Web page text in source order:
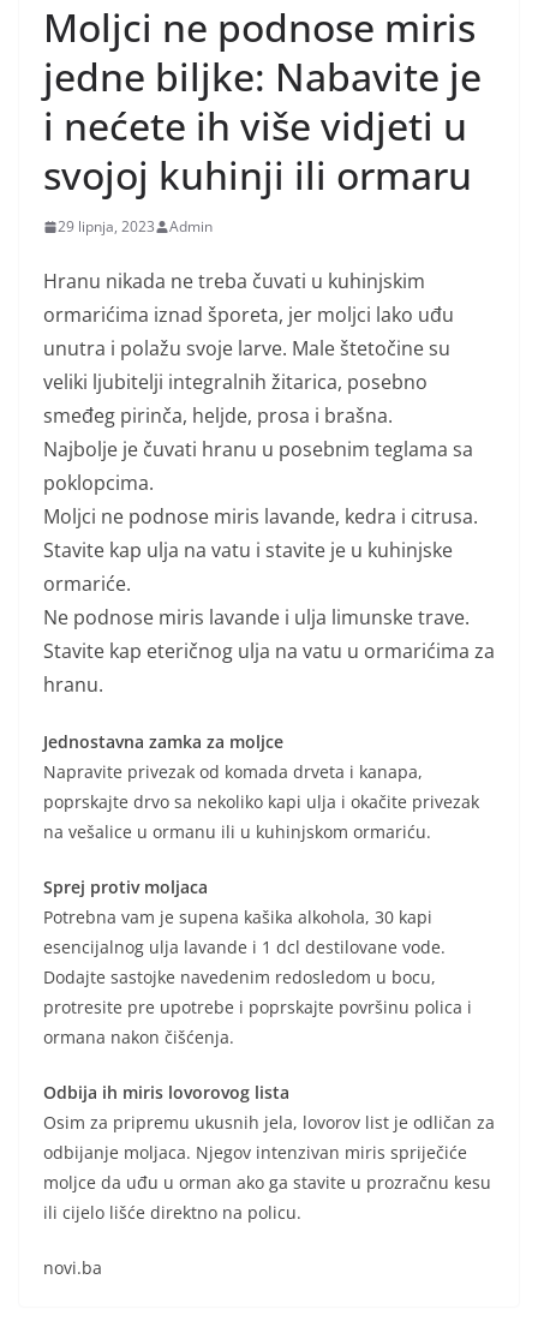
Moljci ne podnose miris
jedne biljke: Nabavite je
i nećete ih više vidjeti u
svojoj kuhinji ili ormaru
29 lipnja, 2023 Admin
Hranu nikada ne treba čuvati u kuhinjskim
ormarićima iznad šporeta, jer moljci lako uđu
unutra i polažu svoje larve. Male štetočine su
veliki ljubitelji integralnih žitarica, posebno
smeđeg pirinča, heljde, prosa i brašna.
Najbolje je čuvati hranu u posebnim teglama sa
poklopcima.
Moljci ne podnose miris lavande, kedra i citrusa.
Stavite kap ulja na vatu i stavite je u kuhinjske
ormariće.
Ne podnose miris lavande i ulja limunske trave.
Stavite kap eteričnog ulja na vatu u ormarićima za
hranu.
Jednostavna zamka za moljce
Napravite privezak od komada drveta i kanapa,
poprskajte drvo sa nekoliko kapi ulja i okačite privezak
na vešalice u ormanu ili u kuhinjskom ormariću.
Sprej protiv moljaca
Potrebna vam je supena kašika alkohola, 30 kapi
esencijalnog ulja lavande i 1 dcl destilovane vode.
Dodajte sastojke navedenim redosledom u bocu,
protresite pre upotrebe i poprskajte površinu polica i
ormana nakon čišćenja.
Odbija ih miris lovorovog lista
Osim za pripremu ukusnih jela, lovorov list je odličan za
odbijanje moljaca. Njegov intenzivan miris spriječiće
moljce da uđu u orman ako ga stavite u prozračnu kesu
ili cijelo lišće direktno na policu.
novi.ba